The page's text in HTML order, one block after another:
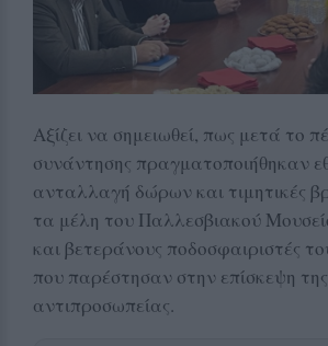
Αξίζει να σημειωθεί, πως μετά το
συνάντησης πραγματοποιήθηκαν
ανταλλαγή δώρων και τιμητικές
τα μέλη του Παλλεσβιακού
και βετεράνους ποδοσφαιριστές
που παρέστησαν στην επίσκεψη της
αντιπροσωπείας.